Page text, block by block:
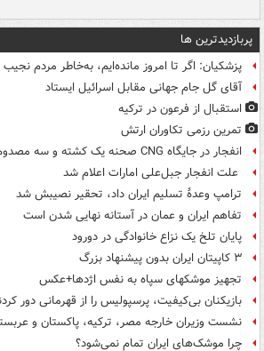
پربازدیدترین ها
پزشکیان: اگر تا امروز مانده‌ایم، به‌خاطر مردم
آقای گل جام جهانی مقابل اسرائیل ایستاد
استقبال از فرعون در ترکیه
تمرین رزمی تکاوران ارتش
انفجار در جایگاه CNG صحنه یک کشته و سه مصدوم برجا گذاشت
علت انفجار جبل‌علی امارات اعلام شد
ترامپ وعدۀ تسلیم ایران داد، تحقیر نصیبش شد
تفاهم ایران و عمان در آستانه نهایی شدن است
پایان تلخ یک نزاع خانوادگی در دورود
۳ کاپیتان ایران بدون پیشنهاد بزرگ
تجهیز موشکهای سپاه به نفس اژدها+عکس
بازیکنان بی‌کیفیت، پرسپولیس را از قهرمانی دور
نشست وزیران خارجه مصر، ترکیه، پاکستان و
چرا موشک‌های ایران تمام نمی‌شود؟